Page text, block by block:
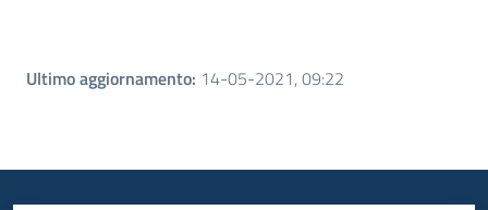
Ultimo aggiornamento: 14-05-2021, 09:22